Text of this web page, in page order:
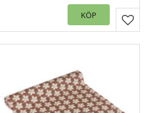
i favoriter Lägg
KÖP